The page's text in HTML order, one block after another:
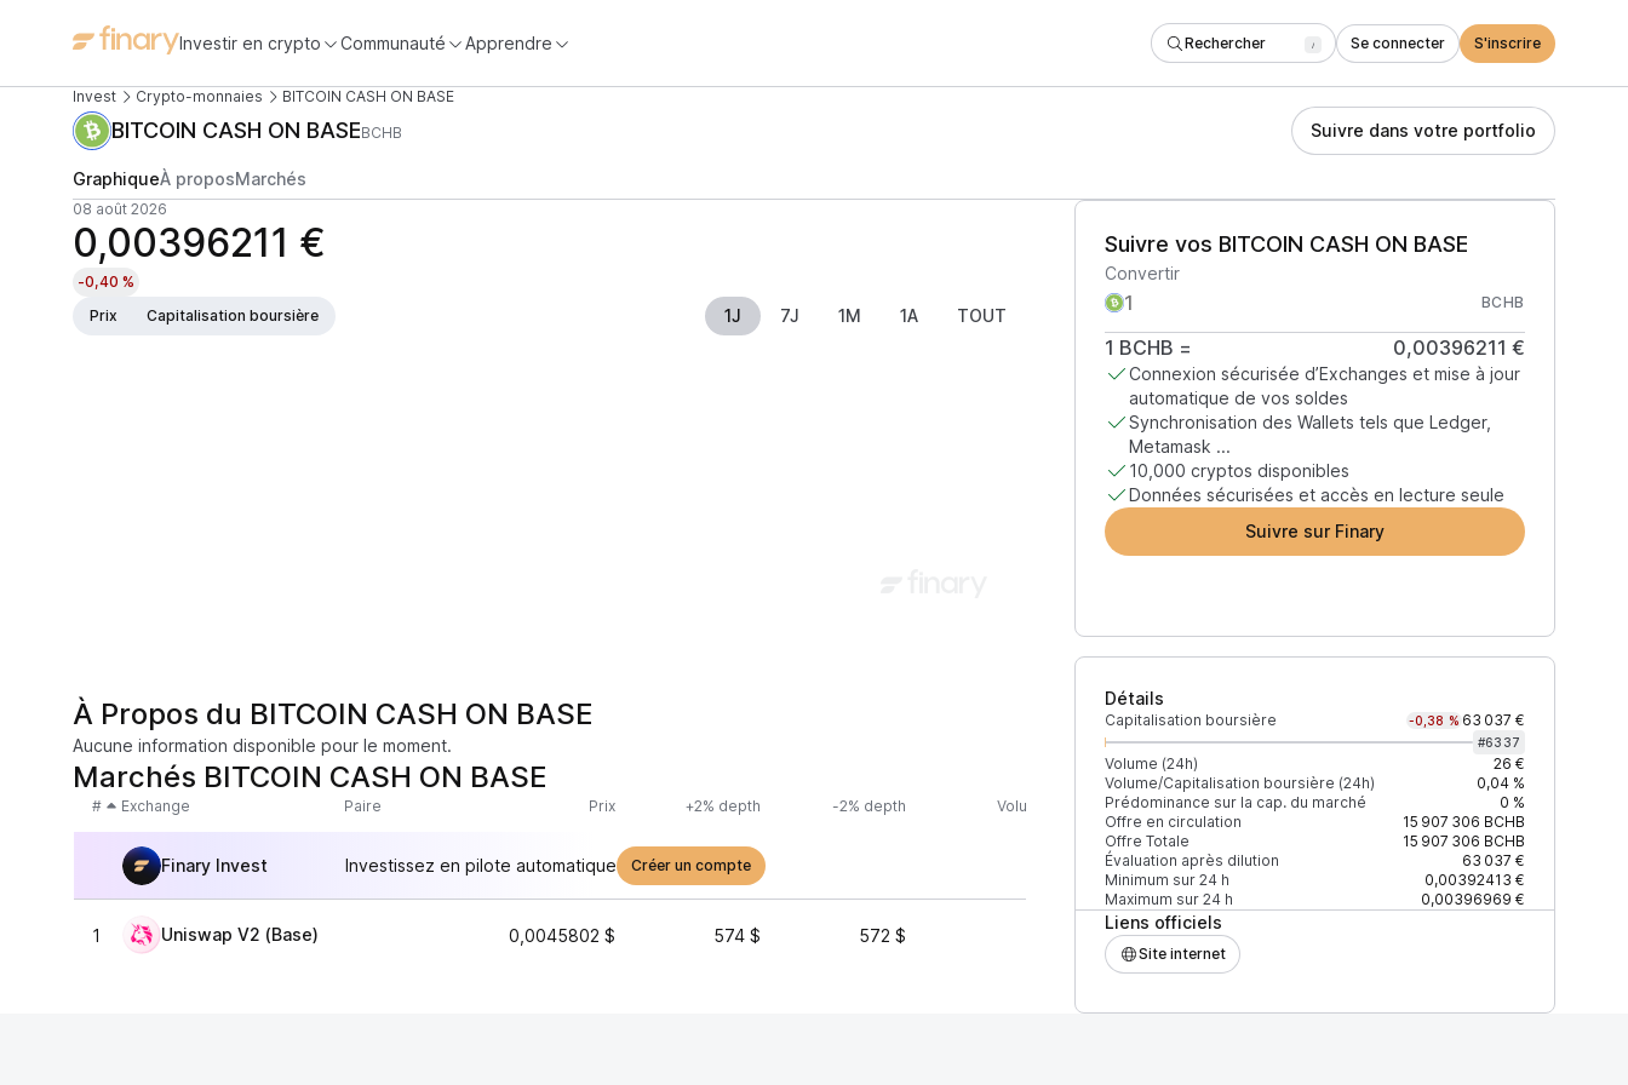
Investir en crypto Communauté Apprendre Rechercher / Se connecter S'inscrire
Invest Crypto-monnaies BITCOIN CASH ON BASE
BITCOIN CASH ON BASEBCHB Suivre dans votre portfolio
GraphiqueÀ proposMarchés
08 août 2026
0,00396211 €
-0,40 %
Prix
Capitalisation boursière 1J 7J 1M 1A TOUT
Suivre vos BITCOIN CASH ON BASE
Convertir
BCHB
1 BCHB = 0,00396211 €
Connexion sécurisée d’Exchanges et mise à jour
automatique de vos soldes
Synchronisation des Wallets tels que Ledger,
Metamask ...
10,000 cryptos disponibles
Données sécurisées et accès en lecture seule
Suivre sur Finary
Détails
Capitalisation boursière -0,38 % 63 037 €
#6337
Volume (24h)
26 €
Volume/Capitalisation boursière (24h)
0,04 %
Prédominance sur la cap. du marché
0 %
Offre en circulation
15 907 306 BCHB
Offre Totale
15 907 306 BCHB
Évaluation après dilution
63 037 €
Minimum sur 24 h
0,00392413 €
Maximum sur 24 h
0,00396969 €
Liens officiels
Site internet
À Propos du BITCOIN CASH ON BASE
Aucune information disponible pour le moment.
Marchés BITCOIN CASH ON BASE
# Exchange Paire Prix +2% depth -2% depth Volume (24h) % du volume Confiance Mis à jour
Finary Invest Investissez en pilote automatique Créer un compte
1 Uniswap V2 (Base) 0,0045802 $ 574 $ 572 $ 100 %